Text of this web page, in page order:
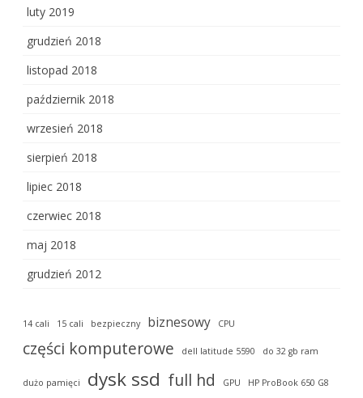
luty 2019
grudzień 2018
listopad 2018
październik 2018
wrzesień 2018
sierpień 2018
lipiec 2018
czerwiec 2018
maj 2018
grudzień 2012
14 cali 15 cali bezpieczny biznesowy CPU
części komputerowe dell latitude 5590 do 32 gb ram
dużo pamięci dysk ssd full hd GPU HP ProBook 650 G8